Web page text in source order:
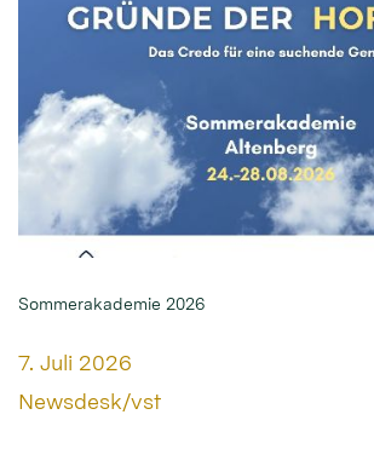
Sommerakademie 2026
Datum:
7. Juli 2026
Von:
Newsdesk/vst